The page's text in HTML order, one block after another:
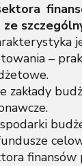
–
zakłady